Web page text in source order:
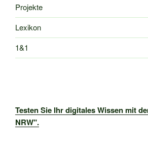
Projekte
Lexikon
1&1
Testen Sie Ihr digitales Wissen mit
NRW".